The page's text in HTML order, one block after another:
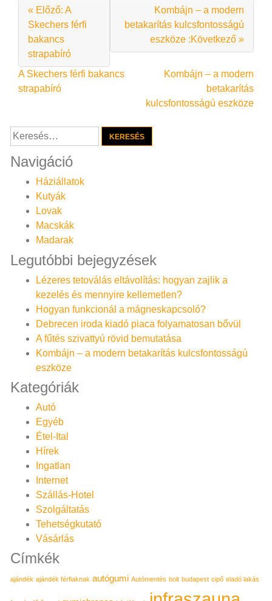
« Előző: A
Skechers férfi
bakancs
strapabíró
Kombájn – a modern
betakarítás kulcsfontosságú
eszköze :Következő »
Bejegyzés
navigáció
A Skechers férfi bakancs
strapabíró
Kombájn – a modern
betakarítás
kulcsfontosságú eszköze
Keresés:
Navigáció
Háziállatok
Kutyák
Lovak
Macskák
Madarak
Legutóbbi bejegyzések
Lézeres tetoválás eltávolítás: hogyan zajlik a
kezelés és mennyire kellemetlen?
Hogyan funkcionál a mágneskapcsoló?
Debrecen iroda kiadó piaca folyamatosan bővül
A fűtés szivattyú rövid bemutatása
Kombájn – a modern betakarítás kulcsfontosságú
eszköze
Kategóriák
Autó
Egyéb
Étel-Ital
Hírek
Ingatlan
Internet
Szállás-Hotel
Szolgáltatás
Tehetségkutató
Vásárlás
Címkék
ajándék ajándék férfiaknak autógumi Autómentés bolt budapest cipő eladó lakás